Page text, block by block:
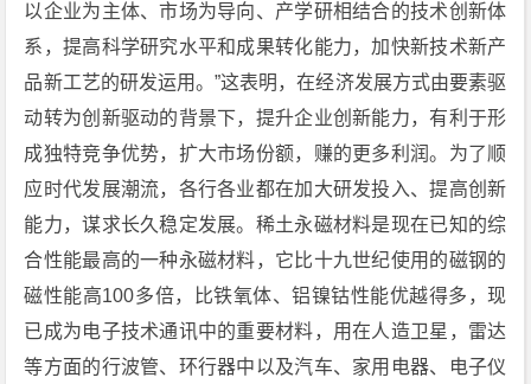
以企业为主体、市场为导向、产学研相结合的技术创新体
系，提高科学研究水平和成果转化能力，加快新技术新产
品新工艺的研发运用。”这表明，在经济发展方式由要素驱
动转为创新驱动的背景下，提升企业创新能力，有利于形
成独特竞争优势，扩大市场份额，赚的更多利润。为了顺
应时代发展潮流，各行各业都在加大研发投入、提高创新
能力，谋求长久稳定发展。稀土永磁材料是现在已知的综
合性能最高的一种永磁材料，它比十九世纪使用的磁钢的
磁性能高100多倍，比铁氧体、铝镍钴性能优越得多，现
已成为电子技术通讯中的重要材料，用在人造卫星，雷达
等方面的行波管、环行器中以及汽车、家用电器、电子仪